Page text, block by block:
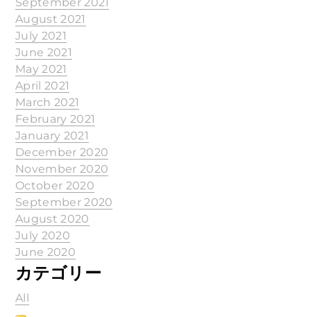
August 2021
July 2021
June 2021
May 2021
April 2021
March 2021
February 2021
January 2021
December 2020
November 2020
October 2020
September 2020
August 2020
July 2020
June 2020
カテゴリー
All